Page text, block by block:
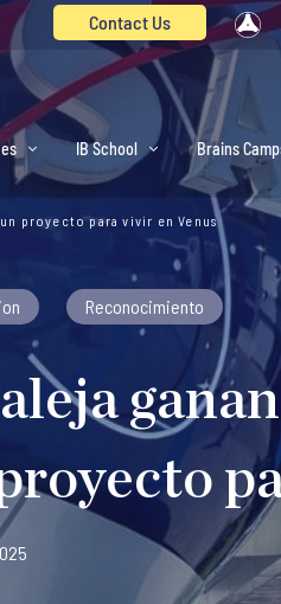
Contact Us
IB School Brains
proyecto para vivir en Venus
Reconocimiento